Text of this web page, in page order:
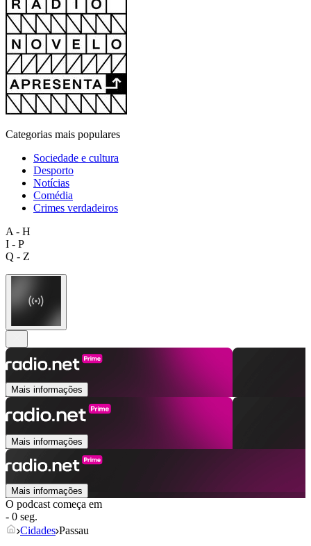
Categorias mais populares
Sociedade e cultura
Desporto
Notícias
Comédia
Crimes verdadeiros
A - H
I - P
Q - Z
Mais informações
Mais informações
Mais informações
O podcast começa em
- 0 seg.
Cidades Passau